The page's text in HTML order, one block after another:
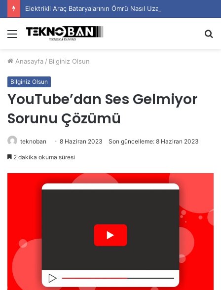
Elektrikli Araç Bataryalarının Ömrü Nasıl Uzatılır?
Menü
Anasayfa / Bilginiz Olsun
Bilginiz Olsun
YouTube’dan Ses Gelmiyor
Sorunu Çözümü
teknoban 8 Haziran 2023 Son güncelleme: 8 Haziran 2023
2 dakika okuma süresi